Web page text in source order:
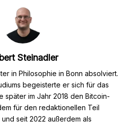
Steinadler
in Philosophie in Bonn absolviert.
begeisterte er sich für das
später im Jahr 2018 den Bitcoin-
für den redaktionellen Teil
seit 2022 außerdem als